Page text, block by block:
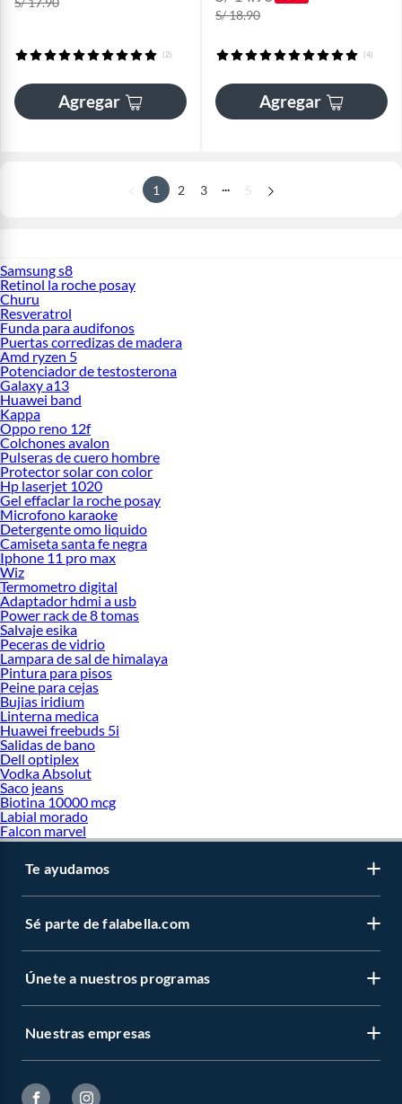
(2)
Agregar
S/ 18.90
(4)
Agregar
1 2 3 5
Samsung s8
Retinol la roche posay
Churu
Resveratrol
Funda para audifonos
Puertas corredizas de madera
Amd ryzen 5
Potenciador de testosterona
Galaxy a13
Huawei band
Kappa
Oppo reno 12f
Colchones avalon
Pulseras de cuero hombre
Protector solar con color
Hp laserjet 1020
Gel effaclar la roche posay
Microfono karaoke
Detergente omo liquido
Camiseta santa fe negra
Iphone 11 pro max
Wiz
Termometro digital
Adaptador hdmi a usb
Power rack de 8 tomas
Salvaje esika
Peceras de vidrio
Lampara de sal de himalaya
Pintura para pisos
Peine para cejas
Bujias iridium
Linterna medica
Huawei freebuds 5i
Salidas de bano
Dell optiplex
Vodka Absolut
Saco jeans
Biotina 10000 mcg
Labial morado
Falcon marvel
Te ayudamos
Sé parte de falabella.com
Únete a nuestros programas
Nuestras empresas